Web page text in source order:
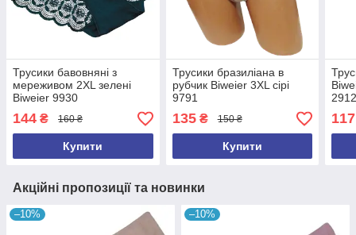
Трусики бавовняні з
мереживом 2XL зелені
Biweier 9930
144 ₴ 160 ₴
Купити
Трусики бразиліана в
рубчик Biweier 3XL сірі
9791
135₴ 150 ₴
Купити
117
Акційні пропозиції та новинки
–10% –10%